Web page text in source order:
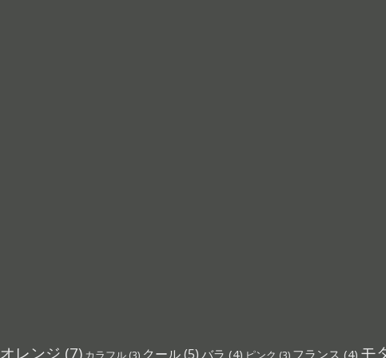
オレンジ (7) カラフル (3) クール(5) バラ (4) ピンク (3) フランス (4) モ